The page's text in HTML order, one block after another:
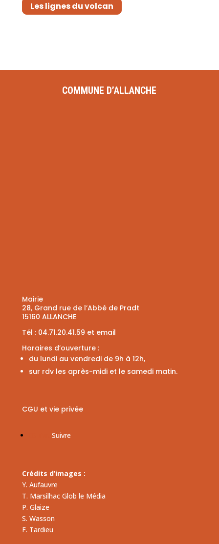
Les lignes du volcan
COMMUNE D’ALLANCHE
Mairie
28, Grand rue de l’Abbé de Pradt
15160 ALLANCHE
Tél : 04.71.20.41.59 et email
Horaires d’ouverture :
du lundi au vendredi de 9h à 12h,
sur rdv les après-midi et le samedi matin.
CGU et vie privée
Suivre
Crédits d’images :
Y. Aufauvre
T. Marsilhac Glob le Média
P. Glaize
S. Wasson
F. Tardieu